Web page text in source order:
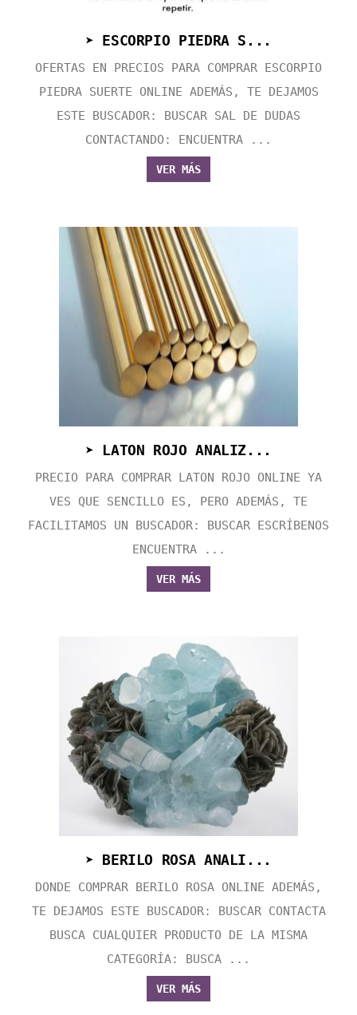
➤ ESCORPIO PIEDRA S...
OFERTAS EN PRECIOS PARA COMPRAR ESCORPIO
PIEDRA SUERTE ONLINE ADEMÁS, TE DEJAMOS
ESTE BUSCADOR: BUSCAR SAL DE DUDAS
CONTACTANDO: ENCUENTRA ...
VER MÁS
➤ LATON ROJO ANALIZ...
PRECIO PARA COMPRAR LATON ROJO ONLINE YA
VES QUE SENCILLO ES, PERO ADEMÁS, TE
FACILITAMOS UN BUSCADOR: BUSCAR ESCRÍBENOS
ENCUENTRA ...
VER MÁS
➤ BERILO ROSA ANALI...
DONDE COMPRAR BERILO ROSA ONLINE ADEMÁS,
TE DEJAMOS ESTE BUSCADOR: BUSCAR CONTACTA
BUSCA CUALQUIER PRODUCTO DE LA MISMA
CATEGORÍA: BUSCA ...
VER MÁS